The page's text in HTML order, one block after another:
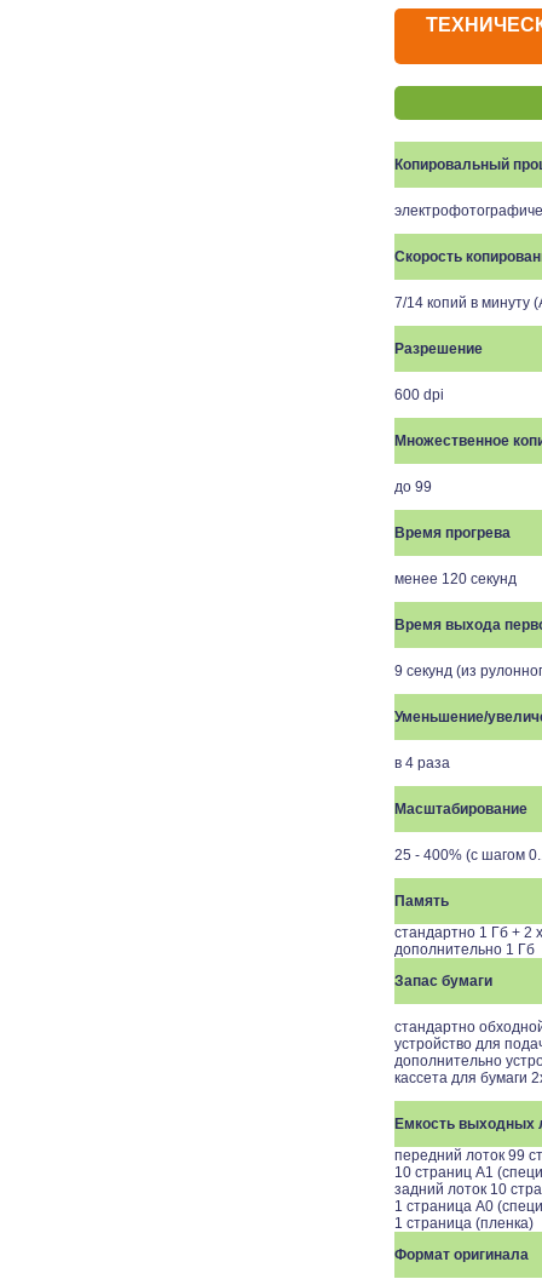
Копировальный
Скорость
7/14 копий в минуту
Разрешение
600 dpi
Множественное
до 99
Время прогрева
менее 120 секунд
Время выхода
9 секунд (из
Уменьшение/
в 4 раза
Масштабирование
25 - 400% (с шагом
Память
стандартно 1 Гб + 2
дополнительно 1 Гб
Запас бумаги
стандартно
устройство для
дополнительно
кассета для бумаги
Емкость выходных
передний лоток 99
10 страниц A1
задний лоток 10
1 страница A0
1 страница (пленка)
Формат оригинала